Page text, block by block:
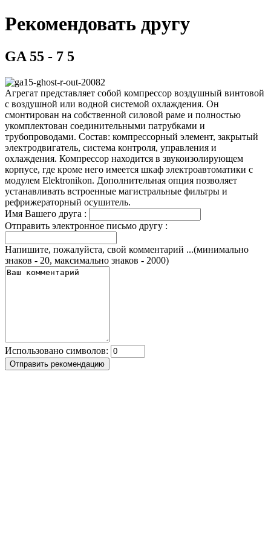
Рекомендовать другу
GA 55 - 7 5
Агрегат представляет собой компрессор воздушный винтовой
с воздушной или водной системой охлаждения. Он
смонтирован на собственной силовой раме и полностью
укомплектован соединительными патрубками и
трубопроводами. Состав: компрессорный элемент, закрытый
электродвигатель, система контроля, управления и
охлаждения. Компрессор находится в звукоизолирующем
корпусе, где кроме него имеется шкаф электроавтоматики с
модулем Elektronikon. Дополнительная опция позволяет
устанавливать встроенные магистральные фильтры и
рефрижераторный осушитель.
Имя Вашего друга :
Отправить электронное письмо другу :
Напишите, пожалуйста, свой комментарий ...(минимально
знаков - 20, максимально знаков - 2000)
Использовано символов: